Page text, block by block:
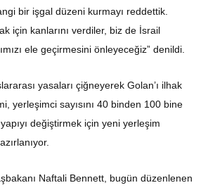
bir işgal düzeni kurmayı reddettik.
için kanlarını verdiler, biz de İsrail
ele geçirmesini önleyeceğiz” denildi.
yasaları çiğneyerek Golan’ı ilhak
yerleşimci sayısını 40 binden 100 bine
değiştirmek için yeni yerleşim
Naftali Bennett, bugün düzenlenen